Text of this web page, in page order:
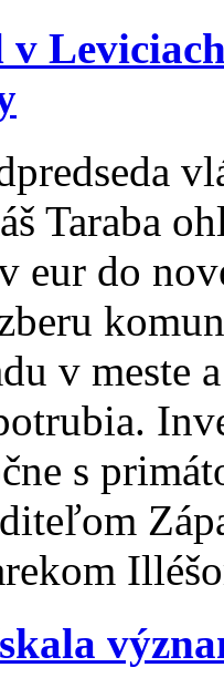
Taraba
eur do
v meste
s